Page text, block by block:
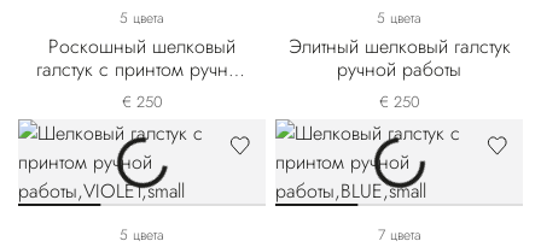
5 цвета
Роскошный шелковый
галстук с принтом ручной
работы
€ 250
5 цвета
Элитный шелковый галстук
ручной работы
€ 250
5 цвета 7 цвета